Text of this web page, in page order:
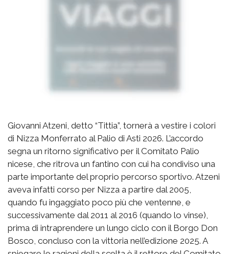
Giovanni Atzeni, detto “Tittia”, tornerà a vestire i colori
di Nizza Monferrato al Palio di Asti 2026. L’accordo
segna un ritorno significativo per il Comitato Palio
nicese, che ritrova un fantino con cui ha condiviso una
parte importante del proprio percorso sportivo. Atzeni
aveva infatti corso per Nizza a partire dal 2005,
quando fu ingaggiato poco più che ventenne, e
successivamente dal 2011 al 2016 (quando lo vinse),
prima di intraprendere un lungo ciclo con il Borgo Don
Bosco, concluso con la vittoria nell’edizione 2025. A